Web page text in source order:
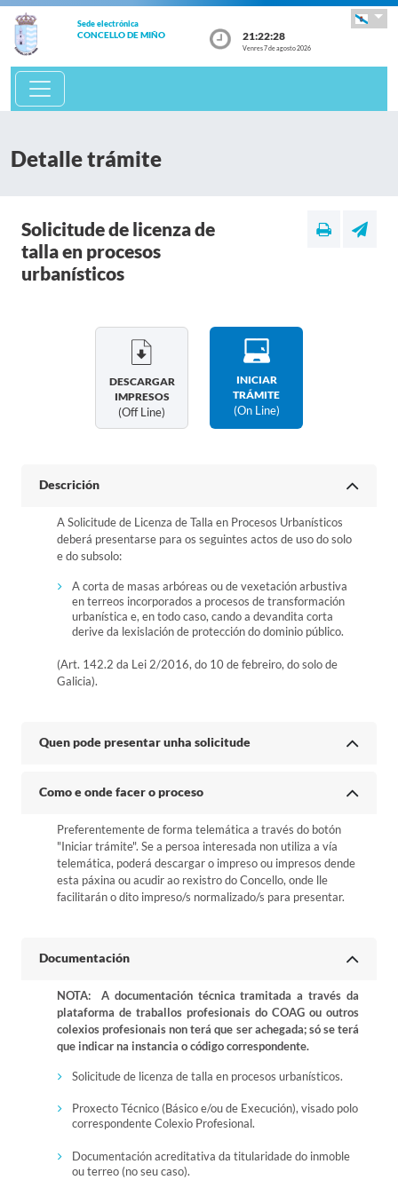
Sede electrónica
CONCELLO DE MIÑO 21:22:28
Venres 7 de agosto 2026
Detalle trámite
Solicitude de licenza de
talla en procesos
urbanísticos
DESCARGAR
IMPRESOS
(off Line)
INICIAR
TRÁMITE
(on Line)
Descrición
A Solicitude de Licenza de Talla en Procesos Urbanísticos
deberá presentarse para os seguintes actos de uso do solo
e do subsolo:
A corta de masas arbóreas ou de vexetación arbustiva
en terreos incorporados a procesos de transformación
urbanística e, en todo caso, cando a devandita corta
derive da lexislación de protección do dominio público.
(Art. 142.2 da Lei 2/2016, do 10 de febreiro, do solo de
Galicia).
Quen pode presentar unha solicitude
Como e onde facer o proceso
Preferentemente de forma telemática a través do botón
"Iniciar trámite". Se a persoa interesada non utiliza a vía
telemática, poderá descargar o impreso ou impresos dende
esta páxina ou acudir ao rexistro do Concello, onde lle
facilitarán o dito impreso/s normalizado/s para presentar.
Documentación
NOTA: A documentación técnica tramitada a través da
plataforma de traballos profesionais do COAG ou outros
colexios profesionais non terá que ser achegada; só se terá
que indicar na instancia o código correspondente.
Solicitude de licenza de talla en procesos urbanísticos.
Proxecto Técnico (Básico e/ou de Execución), visado polo
correspondente Colexio Profesional.
Documentación acreditativa da titularidade do inmoble
ou terreo (no seu caso).